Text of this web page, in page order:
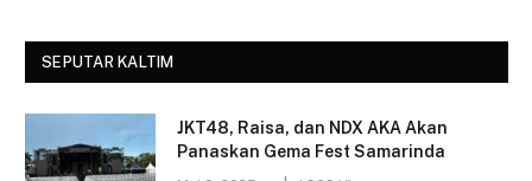
SEPUTAR KALTIM
JKT48, Raisa, dan NDX AKA Akan
Panaskan Gema Fest Samarinda